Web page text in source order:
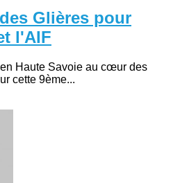
Glières pour
l'AIF
Haute Savoie au cœur des
cette 9ème...